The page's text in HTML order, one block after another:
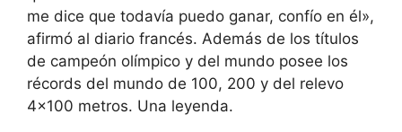
me dice que todavía puedo ganar, confío en él»,
afirmó al diario francés. Además de los títulos
de campeón olímpico y del mundo posee los
récords del mundo de 100, 200 y del relevo
4×100 metros. Una leyenda.